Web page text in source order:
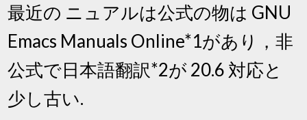
最近の ニュアルは公式の物は GNU
Emacs Manuals Online*1があり，非
公式で日本語翻訳*2が 20.6 対応と
少し古い.